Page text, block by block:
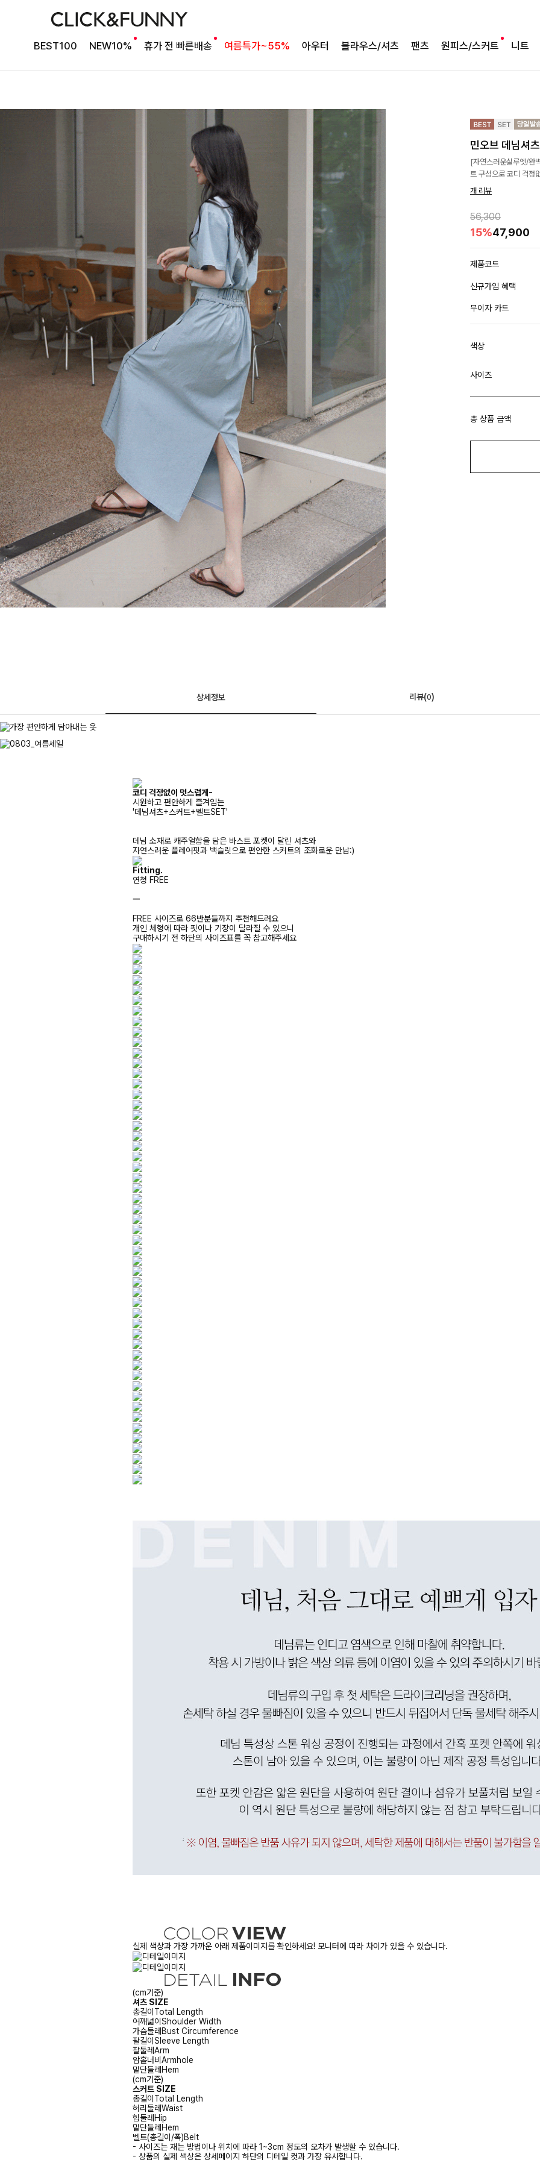
BEST100 NEW10% 휴가 전 빠른배송 여름특가~55% 아우터 블라우스/셔츠 팬츠 원피스/스커트 니트
민오브 데님셔
[자연스러운실루엣/완
트 구성으로 코디 걱정
개 리뷰
56,300
15%47,900
제품코드
신규가입 혜택
무이자 카드
색상
사이즈
총 상품 금액
상세정보 리뷰(0)
코디 걱정없이 멋스럽게-
시원하고 편안하게 즐겨입는
'데님셔츠+스커트+벨트SET'
데님 소재로 캐주얼함을 담은 바스트 포켓이 달린 셔츠와
자연스러운 플레어핏과 백슬릿으로 편안한 스커트의 조화로운 만남:)
Fitting.
연청 FREE
ㅡ
FREE 사이즈로 66반분들까지 추천해드려요
개인 체형에 따라 핏이나 기장이 달라질 수 있으니
구매하시기 전 하단의 사이즈표를 꼭 참고해주세요
실제 색상과 가장 가까운 아래 제품이미지를 확인하세요! 모니터에 따라 차이가 있을 수 있습니다.
(cm기준)
셔츠 SIZE
총길이 Total Length
어깨넓이 Shoulder Width
가슴둘레 Bust Circumference
팔길이 Sleeve Length
팔둘레Arm
암홀너비 Armhole
밑단둘레 Hem
(cm기준)
스커트 SIZE
총길이 Total Length
허리둘레Waist
힙둘레 Hip
밑단둘레 Hem
벨트(총길이/폭)Belt
- 사이즈는 재는 방법이나 위치에 따라 1~3cm 정도의 오차가 발생할 수 있습니다.
- 상품의 실제 색상은 상세페이지 하단의 디테일 컷과 가장 유사합니다.